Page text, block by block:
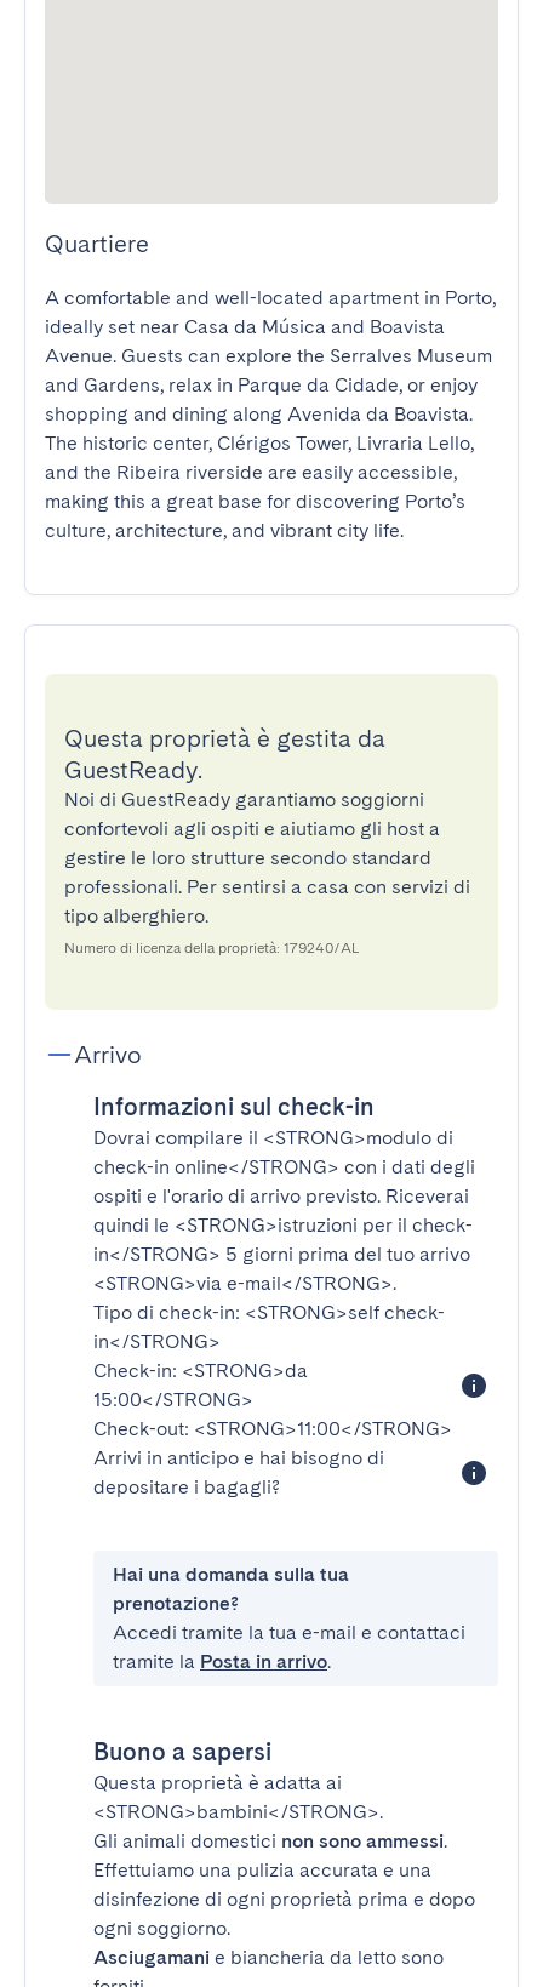
Quartiere
A comfortable and well-located apartment in Porto,
ideally set near Casa da Música and Boavista
Avenue. Guests can explore the Serralves Museum
and Gardens, relax in Parque da Cidade, or enjoy
shopping and dining along Avenida da Boavista.
The historic center, Clérigos Tower, Livraria Lello,
and the Ribeira riverside are easily accessible,
making this a great base for discovering Porto’s
culture, architecture, and vibrant city life.
Questa proprietà è gestita da
GuestReady.
Noi di GuestReady garantiamo soggiorni
confortevoli agli ospiti e aiutiamo gli host a
gestire le loro strutture secondo standard
professionali. Per sentirsi a casa con servizi di
tipo alberghiero.
Numero di licenza della proprietà: 179240/AL
Arrivo
Informazioni sul check-in
Dovrai compilare il <STRONG>modulo di
check-in online</STRONG> con i dati degli
ospiti e l'orario di arrivo previsto. Riceverai
quindi le <STRONG>istruzioni per il check-
in</STRONG> 5 giorni prima del tuo arrivo
<STRONG>via e-mail</STRONG>.
Tipo di check-in: <STRONG>self check-
in</STRONG>
Check-in: <STRONG>da
15:00</STRONG>
Check-out: <STRONG>11:00</STRONG>
Arrivi in anticipo e hai bisogno di
depositare i bagagli?
Hai una domanda sulla tua
prenotazione?
Accedi tramite la tua e-mail e contattaci
tramite la Posta in arrivo.
Buono a sapersi
Questa proprietà è adatta ai
<STRONG>bambini</STRONG>.
Gli animali domestici non sono ammessi.
Effettuiamo una pulizia accurata e una
disinfezione di ogni proprietà prima e dopo
ogni soggiorno.
Asciugamani e biancheria da letto sono